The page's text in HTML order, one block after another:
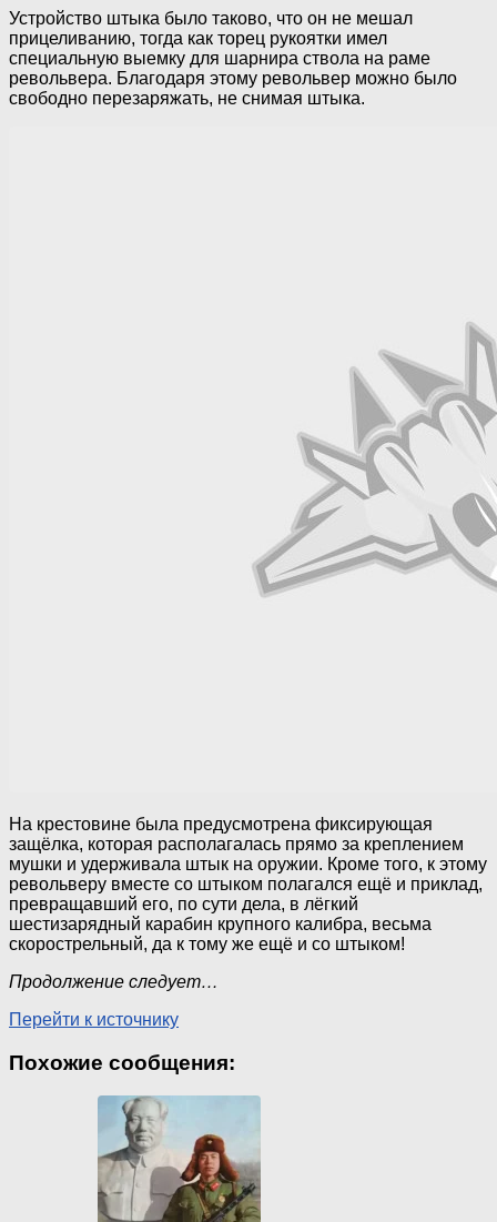
Устройство штыка было таково, что он не мешал
прицеливанию, тогда как торец рукоятки имел
специальную выемку для шарнира ствола на раме
револьвера. Благодаря этому револьвер можно было
свободно перезаряжать, не снимая штыка.
На крестовине была предусмотрена фиксирующая
защёлка, которая располагалась прямо за креплением
мушки и удерживала штык на оружии. Кроме того, к этому
револьверу вместе со штыком полагался ещё и приклад,
превращавший его, по сути дела, в лёгкий
шестизарядный карабин крупного калибра, весьма
скорострельный, да к тому же ещё и со штыком!
Продолжение следует…
Перейти к источнику
Похожие сообщения: